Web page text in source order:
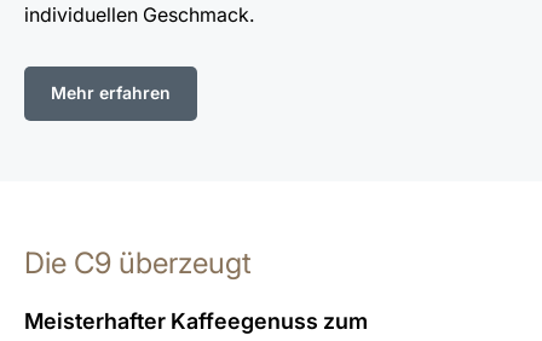
individuellen Geschmack.
Mehr erfahren
Die C9 überzeugt
Meisterhafter Kaffeegenuss zum